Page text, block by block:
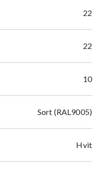
22
22
10
Sort (RAL9005)
Hvit